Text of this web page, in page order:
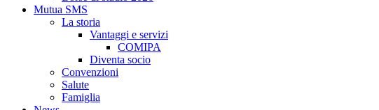
Mutua SMS
La storia
Vantaggi e servizi
COMIPA
Diventa socio
Convenzioni
Salute
Famiglia